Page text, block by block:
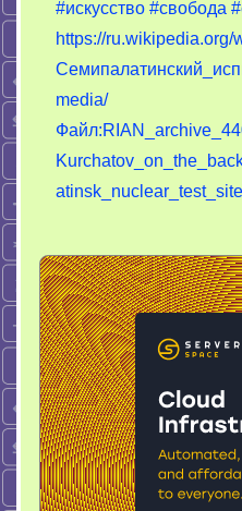
#искусство #свобода
https://ru.wikipedia.org/
media/